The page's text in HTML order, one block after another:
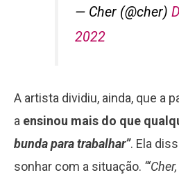
— Cher (@cher)
2022
A artista dividiu, ainda, que a
a ensinou mais do que
bunda para trabalhar”. Ela
sonhar com a situação.